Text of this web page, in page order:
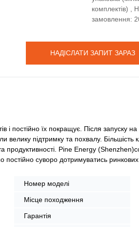
комплектів) ,
замовлення:
НАДІСЛАТИ ЗАПИТ ЗАРАЗ
їх покращує. Після запуску на
підтримку та похвалу. Більшість
продуктивності. Pine Energy
суворо дотримуватись ринкових
Номер моделі
Місце походження
Гарантія